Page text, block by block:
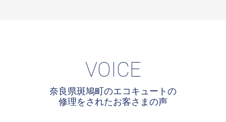
VOICE
奈良県斑鳩町のエコキュートの
修理をされたお客さまの声